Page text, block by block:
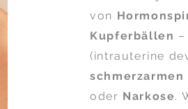
von
Kupferbällen
(intrauterine
schmerzarmen
oder Narkose.